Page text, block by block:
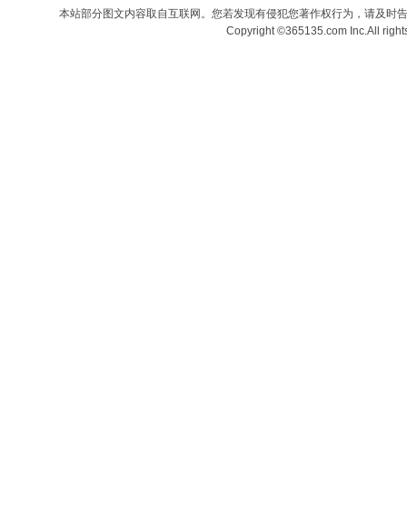
本站部分图文内容取自互联网。您若发现有侵犯您著作权行为，请及时
Copyright ©365135.com Inc.All